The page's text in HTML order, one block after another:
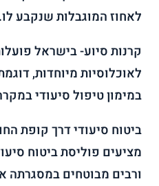
לאחוז המוגבלות שנקבע לו.
קרנות סיוע- בישראל
לאוכלוסיות מיוחדות,
במימון טיפול סיעודי
ביטוח סיעודי דרך קופת
מציעים פוליסת ביטוח
ורבים מבוטחים במסגרתה